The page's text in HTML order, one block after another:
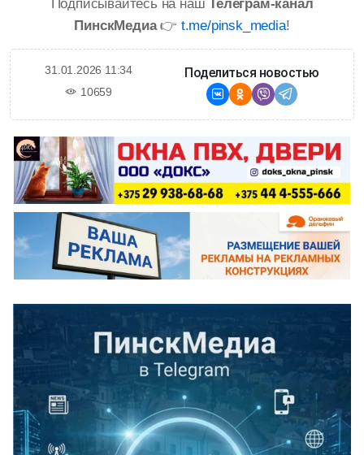
Подписывайтесь на наш
Телеграм-канал
ПинскМедиа👉 t.me/pinsk_media!
31.01.2026 11:34
10659
Поделиться новостью